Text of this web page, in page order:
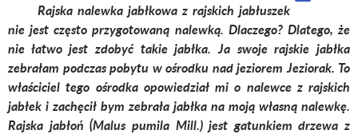
Rajska nalewka jabłkowa z rajskich jabłuszek
nie jest często przygotowaną nalewką. Dlaczego? Dlatego, że
nie łatwo jest zdobyć takie jabłka. Ja swoje rajskie jabłka
zebrałam podczas pobytu w ośrodku nad jeziorem Jeziorak. To
właściciel tego ośrodka opowiedział mi o nalewce z rajskich
jabłek i zachęcił bym zebrała jabłka na moją własną nalewkę.
Rajska jabłoń (Malus pumilaMill.) jest gatunkiem drzewa z